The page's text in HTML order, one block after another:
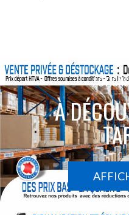
À